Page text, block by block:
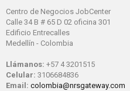
Centro de Negocios JobCenter
Calle 34 B # 65 D 02 oficina 301
Edificio Entrecalles
Medellín - Colombia
Llámanos: +57 4 3201515
Celular: 3106684836
Email: colombia@nrsgateway.com